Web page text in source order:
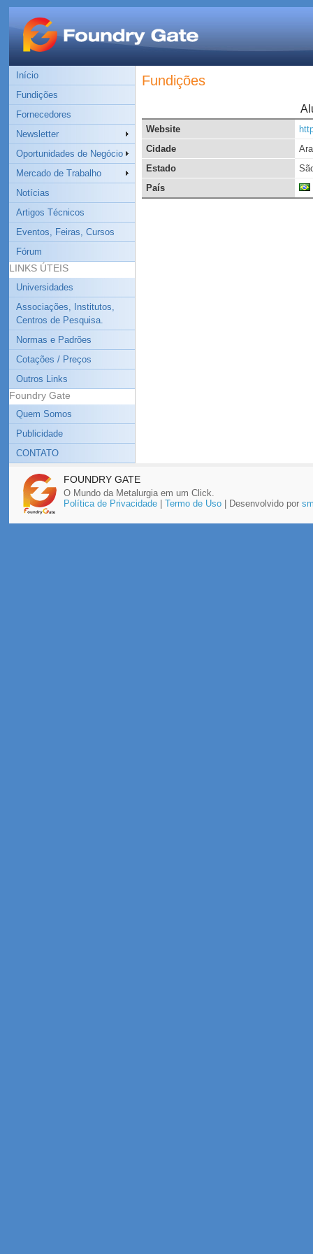
Início
Fundições
Fornecedores
Newsletter
Oportunidades de Negócio
Mercado de Trabalho
Notícias
Artigos Técnicos
Eventos, Feiras, Cursos
Fórum
LINKS ÚTEIS
Universidades
Associações, Institutos,
Centros de Pesquisa.
Normas e Padrões
Cotações / Preços
Outros Links
Foundry Gate
Quem Somos
Publicidade
CONTATO
Fundições
Website
Cidade
Estado
País
FOUNDRY GATE
O Mundo da Metalurgia em um Click.
Política de Privacidade| Termo de Uso| Desenvolvido por